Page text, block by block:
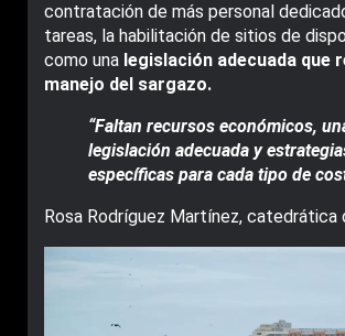
contratación de más personal
tareas, la habilitación de sitios de
como una legislación adecuada que
manejo del sargazo.
“Faltan recursos económicos,
legislación adecuada y
específicas para cada tipo de
Rosa Rodríguez Martínez, catedrática